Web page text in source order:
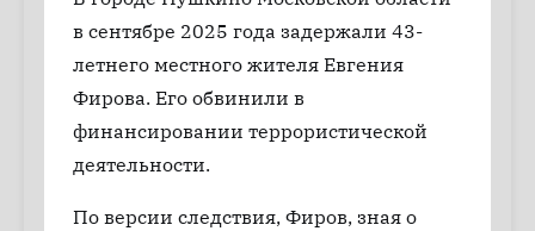
в сентябре 2025 года задержали 43-
летнего местного жителя Евгения
Фирова. Его обвинили в
финансировании террористической
деятельности.
По версии следствия, Фиров, зная о